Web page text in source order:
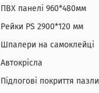
ПВХ панелі 960*480мм
Рейки PS 2900*120 мм
Шпалери на самоклейці
Автокрісла
Підлогові покриття пазли